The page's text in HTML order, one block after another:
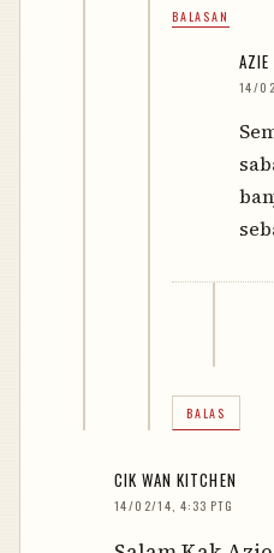
BALASAN
AZIE
14/
BALAS
CIK WAN KITCHEN
14/02/14, 4:33 PTG